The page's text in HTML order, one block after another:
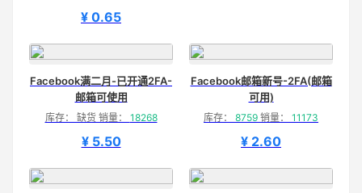
¥ 0.65
Facebook满二月-已开通2FA-
邮箱可使用
库存： 缺货 销量： 18268
¥ 5.50
Facebook邮箱新号-2FA(邮箱
可用)
库存： 8759 销量： 11173
¥ 2.60